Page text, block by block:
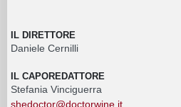
IL DIRETTORE
Daniele Cernilli
IL CAPOREDATTORE
Stefania Vinciguerra
shedoctor@doctorwine.it